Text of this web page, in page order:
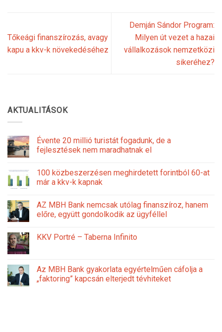
Tőkeági finanszírozás, avagy
kapu a kkv-k növekedéséhez
Demján Sándor Program:
Milyen út vezet a hazai
vállalkozások nemzetközi
sikeréhez?
AKTUALITÁSOK
Évente 20 millió turistát fogadunk, de a
fejlesztések nem maradhatnak el
100 közbeszerzésen meghirdetett forintból 60-at
már a kkv-k kapnak
AZ MBH Bank nemcsak utólag finanszíroz, hanem
előre, együtt gondolkodik az ügyféllel
KKV Portré – Taberna Infinito
Az MBH Bank gyakorlata egyértelműen cáfolja a
„faktoring” kapcsán elterjedt tévhiteket